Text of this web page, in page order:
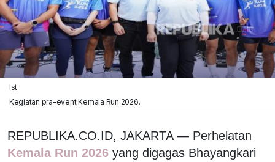
Ist
Kegiatan pra-event Kemala Run 2026.
REPUBLIKA.CO.ID, JAKARTA — Perhelatan
Kemala Run 2026 yang digagas Bhayangkari